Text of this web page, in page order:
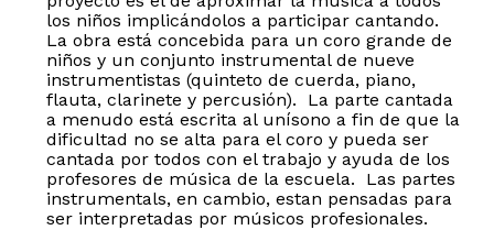
los niños implicándolos a participar cantando.
La obra está concebida para un coro grande de
niños y un conjunto instrumental de nueve
instrumentistas (quinteto de cuerda, piano,
flauta, clarinete y percusión). La parte cantada
a menudo está escrita al unísono a fin de que la
dificultad no se alta para el coro y pueda ser
cantada por todos con el trabajo y ayuda de los
profesores de música de la escuela. Las partes
instrumentals, en cambio, estan pensadas para
ser interpretadas por músicos profesionales.